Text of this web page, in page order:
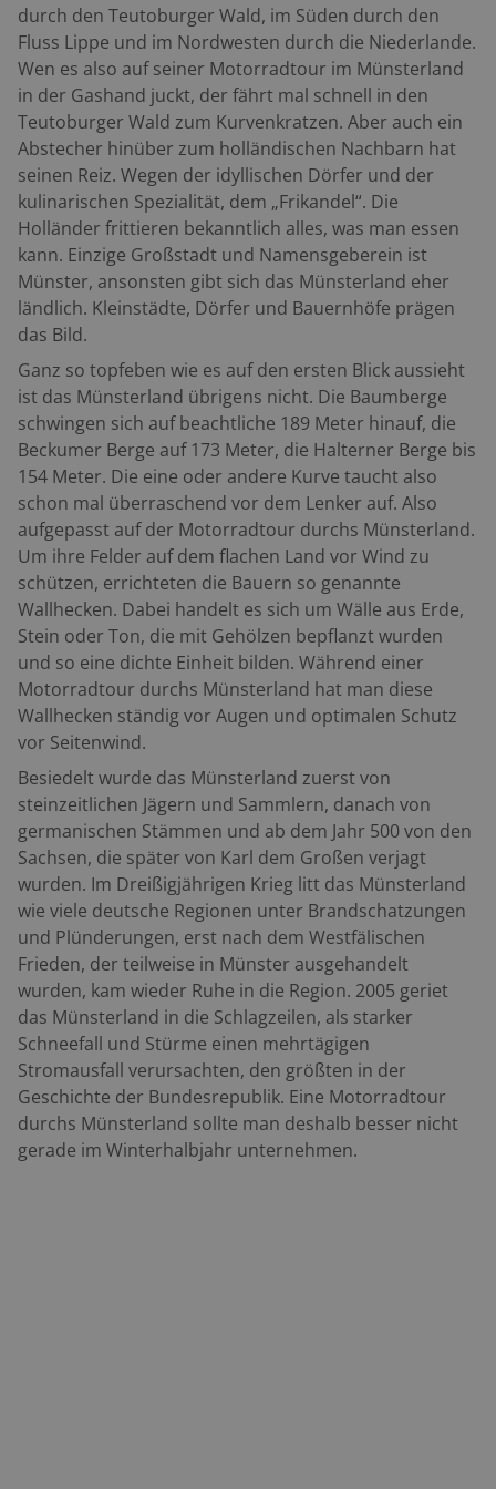
folgend, erreichen wir Aalten. Einen Ort mit rotem
Straßenpflaster und Märklin-Häusern. Dort biegen wir
auf die N 318 ein und dürfen das Motorrad auf 80
Stundenkilometer beschleunigen. Für holländische
Verhältnisse ist das schnell. Aufgelockerte
Alleenbäume fliegen vorüber. Die Wegweiser nach
Vreden führen uns um Winterswijk herum auf die
nächste Allee. Zehn Kilometer lang und schmaler als
schmal. Schon ohne die obligatorischen Radwege links
und rechts quetschen sich zwei Autos gerade so
aneinander vorbei. Addiert sich ein Radler dazu,
benötigen alle Teilnehmer eiserne Nerven und Geduld.
Über Vreden und Stadtlohn erreicht die Route auf
schnellen, unspektakulären Landstraßen die
Glockengießerstadt Gescher. Eine letzte Cola in
BieBie’s Bikertreff, dann geht es zurück nach Velen.
Roadbook: Velen – Reken – Wulfen – Lembeck – Rhade
– Raesfeld – Heiden – Borken – Winterswijk – Aalten –
Vreden – Stadtlohn – Gescher – Velen (ca. 170 km)
Motorradtreffs: Sythen/Haltern: Drügen Pütt,
Parkplatz mit Pommesbude. Gescher: BieBie’s
Bikertreff neben der AVIA-Tankstelle.
Marl: Motorradtreff Vogel. Nordkirchen: Bikertreff
Nordkirchen. Metelen-Ochtrup: Felsenmühle, Kallis
Motorradtreff. Isselburg: Daddys Bikertreff.
Schöppingen: Jugel’s Brüningmühle. Borken: Biker
Village Marbeck. Highlight: Kämpferische Dichterin Im
Jahr 1797 wurde in der malerischen Wasserburg
Hülshoff rund zehn Kilometer westlich von Münster
die berühmte deutsche Dichterin Annette von Droste-
Hülshoff geboren. Hier verbrachte sie ihre Kindheit
und Jugendzeit. In der Abgeschiedenheit erlebte sie
den Wandel der Natur in den vier Jahreszeiten. Ihre
Wahrnehmungen und Beobachtungen haben sie zu
ihren Erzählungen und Gedichten inspiriert. Annette
von Droste-Hülshoff war nicht nur Dichterin, sie
kämpfte auch entschlossen für die Gleichberechtigung
der Frau – damals ein Ungehörigkeit!
durch den Teutoburger Wald, im Süden durch den
Fluss Lippe und im Nordwesten durch die Niederlande.
Wen es also auf seiner Motorradtour im Münsterland
in der Gashand juckt, der fährt mal schnell in den
Teutoburger Wald zum Kurvenkratzen. Aber auch ein
Abstecher hinüber zum holländischen Nachbarn hat
seinen Reiz. Wegen der idyllischen Dörfer und der
kulinarischen Spezialität, dem „Frikandel“. Die
Holländer frittieren bekanntlich alles, was man essen
kann. Einzige Großstadt und Namensgeberein ist
Münster, ansonsten gibt sich das Münsterland eher
ländlich. Kleinstädte, Dörfer und Bauernhöfe prägen
das Bild.
Ganz so topfeben wie es auf den ersten Blick aussieht
ist das Münsterland übrigens nicht. Die Baumberge
schwingen sich auf beachtliche 189 Meter hinauf, die
Beckumer Berge auf 173 Meter, die Halterner Berge bis
154 Meter. Die eine oder andere Kurve taucht also
schon mal überraschend vor dem Lenker auf. Also
aufgepasst auf der Motorradtour durchs Münsterland.
Um ihre Felder auf dem flachen Land vor Wind zu
schützen, errichteten die Bauern so genannte
Wallhecken. Dabei handelt es sich um Wälle aus Erde,
Stein oder Ton, die mit Gehölzen bepflanzt wurden
und so eine dichte Einheit bilden. Während einer
Motorradtour durchs Münsterland hat man diese
Wallhecken ständig vor Augen und optimalen Schutz
vor Seitenwind.
Besiedelt wurde das Münsterland zuerst von
steinzeitlichen Jägern und Sammlern, danach von
germanischen Stämmen und ab dem Jahr 500 von den
Sachsen, die später von Karl dem Großen verjagt
wurden. Im Dreißigjährigen Krieg litt das Münsterland
wie viele deutsche Regionen unter Brandschatzungen
und Plünderungen, erst nach dem Westfälischen
Frieden, der teilweise in Münster ausgehandelt
wurden, kam wieder Ruhe in die Region. 2005 geriet
das Münsterland in die Schlagzeilen, als starker
Schneefall und Stürme einen mehrtägigen
Stromausfall verursachten, den größten in der
Geschichte der Bundesrepublik. Eine Motorradtour
durchs Münsterland sollte man deshalb besser nicht
gerade im Winterhalbjahr unternehmen.